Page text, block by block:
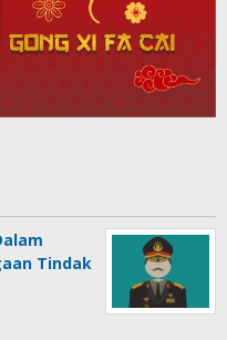
Tindak